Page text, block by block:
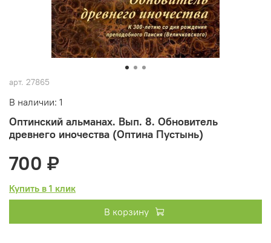
арт. 27865
В наличии: 1
Оптинский альманах. Вып. 8. Обновитель
древнего иночества (Оптина Пустынь)
700 ₽
Купить в 1 клик
В корзину